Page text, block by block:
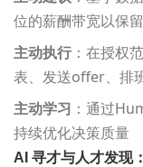
位的薪酬带宽以保
主动执行 ：在授权
表、发送offer、排
主动学习 ：通过
持续优化决策质量
AI 寻才与人才发现